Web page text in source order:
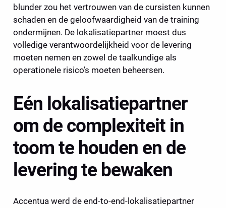
blunder zou het vertrouwen van de cursisten kunnen
schaden en de geloofwaardigheid van de training
ondermijnen. De lokalisatiepartner moest dus
volledige verantwoordelijkheid voor de levering
moeten nemen en zowel de taalkundige als
operationele risico’s moeten beheersen.
Eén lokalisatiepartner
om de complexiteit in
toom te houden en de
levering te bewaken
Accentua werd de end-to-end-lokalisatiepartner